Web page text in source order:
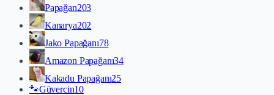
Papağan203
Kanarya202
Jako Papağanı78
Amazon Papağanı34
Kakadu Papağanı25
🐾Güvercin10